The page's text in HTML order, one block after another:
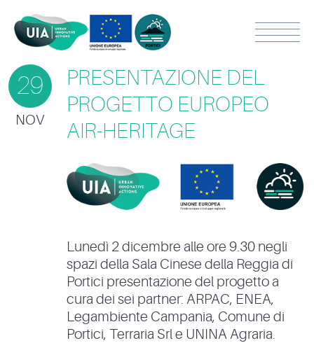
29
NOV
PRESENTAZIONE DEL
PROGETTO EUROPEO
AIR-HERITAGE
Lunedì 2 dicembre alle ore 9.30 negli
spazi della Sala Cinese della Reggia di
Portici presentazione del progetto a
cura dei sei partner: ARPAC, ENEA,
Legambiente Campania, Comune di
Portici, Terraria Srl e UNINA Agraria.